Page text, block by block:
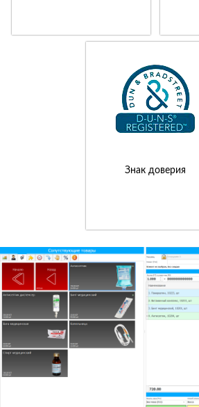
Знак доверия